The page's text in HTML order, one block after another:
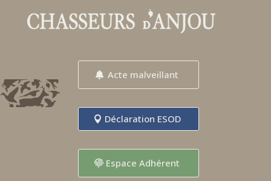
Acte malveillant
Déclaration ESOD
Espace Adhérent